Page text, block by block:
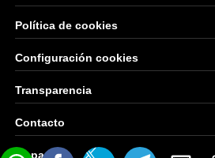
Política de cookies
Configuración cookies
Transparencia
Contacto
Mapa Web